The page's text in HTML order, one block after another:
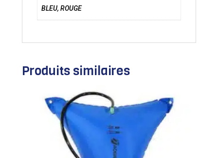
BLEU, ROUGE
Produits similaires